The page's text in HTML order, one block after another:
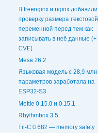
В freenginx и nginx добавили
проверку размера текстовой
переменной перед тем как
записывать в неё данные (+
CVE)
Mesa 26.2
Языковая модель с 28,9 млн
параметров заработала на
ESP32-S3
Mettle 0.15.0 и 0.15.1
Rhythmbox 3.5
Fil-C 0.682 — memory safety